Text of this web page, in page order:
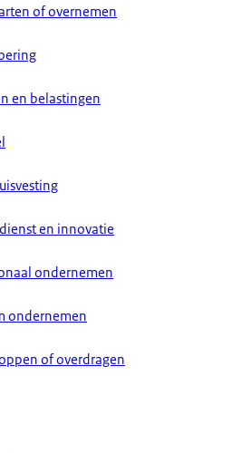
of overnemen
en belastingen
en innovatie
ondernemen
ondernemen
of overdragen